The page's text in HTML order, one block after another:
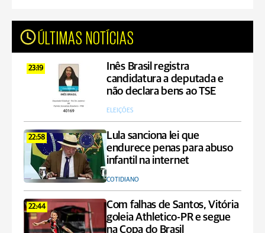
ÚLTIMAS NOTÍCIAS
23:19
Inês Brasil registra
candidatura a deputada e
não declara bens ao TSE
ELEIÇÕES
22:58
Lula sanciona lei que
endurece penas para abuso
infantil na internet
COTIDIANO
22:44
Com falhas de Santos, Vitória
goleia Athletico-PR e segue
na Copa do Brasil